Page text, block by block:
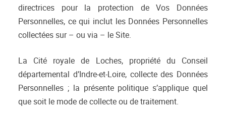
directrices pour la protection de Vos Données
Personnelles, ce qui inclut les Données Personnelles
collectées sur – ou via – le Site.
La Cité royale de Loches, propriété du Conseil
départemental d’Indre-et-Loire, collecte des Données
Personnelles ; la présente politique s’applique quel
que soit le mode de collecte ou de traitement.